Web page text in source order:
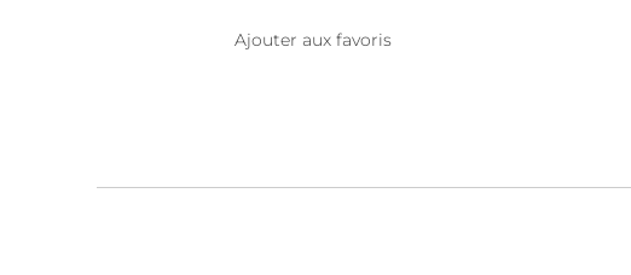
Ajouter aux favoris